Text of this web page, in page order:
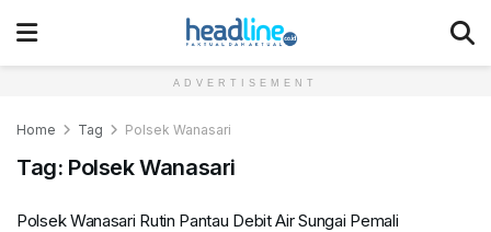
ADVERTISEMENT
Home Tag Polsek Wanasari
Tag: Polsek Wanasari
Polsek Wanasari Rutin Pantau Debit Air Sungai Pemali